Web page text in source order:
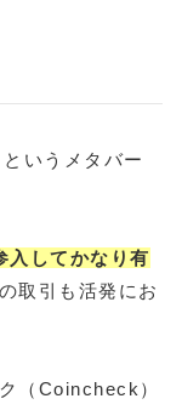
いうメタバー
入してかなり有
取引も活発にお
（Coincheck）